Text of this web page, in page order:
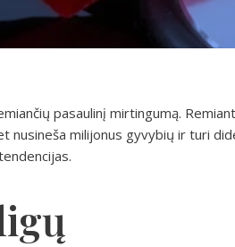
pasaulinį mirtingumą.
nusineša milijonus gyvybių ir turi